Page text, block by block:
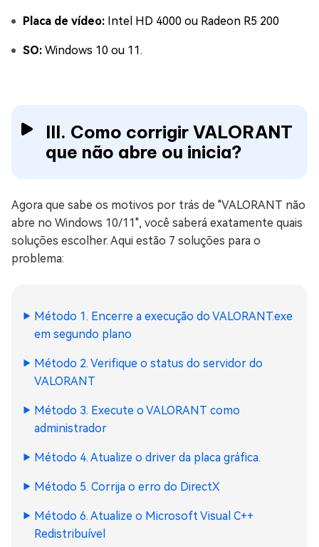
Placa de vídeo: Intel HD 4000 ou Radeon R5 200
SO: Windows 10 ou 11.
III. Como corrigir VALORANT
que não abre ou inicia?
Agora que sabe os motivos por trás de "VALORANT não
abre no Windows 10/11", você saberá exatamente quais
soluções escolher. Aqui estão 7 soluções para o
problema:
Método 1. Encerre a execução do VALORANT.exe
em segundo plano
Método 2. Verifique o status do servidor do
VALORANT
Método 3. Execute o VALORANT como
administrador
Método 4. Atualize o driver da placa gráfica.
Método 5. Corrija o erro do DirectX
Método 6. Atualize o Microsoft Visual C++
Redistribuível